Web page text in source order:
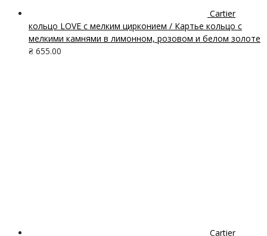
Cartier
кольцо LOVE с мелким цирконием / Картье кольцо с
мелкими камнями в лимонном, розовом и белом золоте
₴ 655.00
Cartier